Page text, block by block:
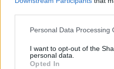
Personal Data Processing
I want to opt-out of the
personal data.
Opted In
Gucci στο πρώτο